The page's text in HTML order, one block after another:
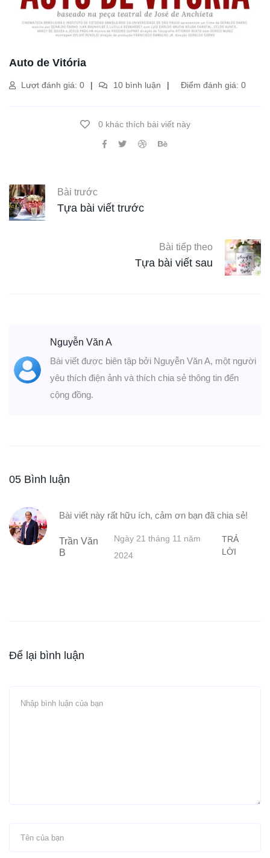
Auto de Vitória
Lượt đánh giá: 0 10 bình luận Điểm đánh giá: 0
0 khác thích bài viết này
Bài trước
Tựa bài viết trước
Bài tiếp theo
Tựa bài viết sau
Nguyễn Văn A
Bài viết được biên tập bởi Nguyễn Văn A, một người
yêu thích điện ảnh và thích chia sẻ thông tin đến
cộng đồng.
05 Bình luận
Bài viết này rất hữu ích, cảm ơn bạn đã chia sẻ!
Trần Văn
B
Ngày 21 tháng 11 năm
2024
TRẢ
LỜI
Để lại bình luận